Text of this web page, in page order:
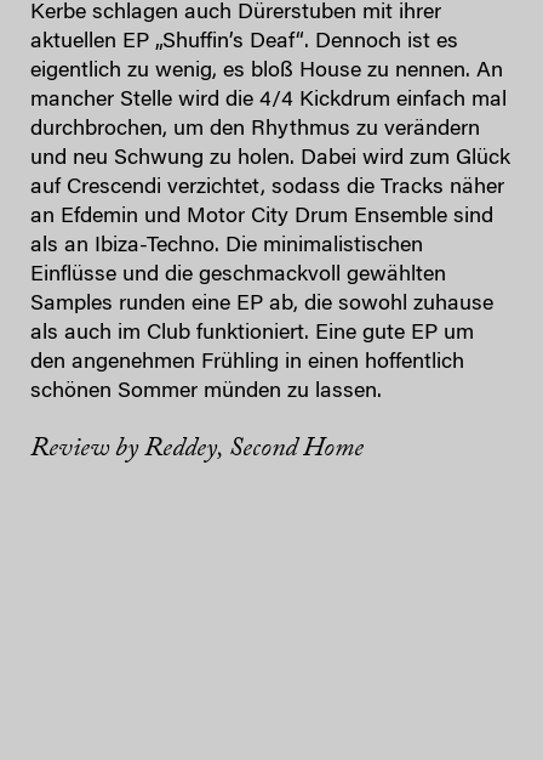
Kerbe schlagen auch Dürerstuben mit ihrer
aktuellen EP „Shuffin’s Deaf“. Dennoch ist es
eigentlich zu wenig, es bloß House zu nennen. An
mancher Stelle wird die 4/4 Kickdrum einfach mal
durchbrochen, um den Rhythmus zu verändern
und neu Schwung zu holen. Dabei wird zum Glück
auf Crescendi verzichtet, sodass die Tracks näher
an Efdemin und Motor City Drum Ensemble sind
als an Ibiza-Techno. Die minimalistischen
Einflüsse und die geschmackvoll gewählten
Samples runden eine EP ab, die sowohl zuhause
als auch im Club funktioniert. Eine gute EP um
den angenehmen Frühling in einen hoffentlich
schönen Sommer münden zu lassen.
Review by Reddey, Second Home